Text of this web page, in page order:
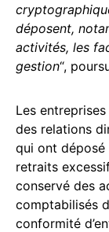
déposent,
activités, les
gestion“,
Les
des relations
qui ont déposé
retraits
conservé des
comptabilisés
conformité